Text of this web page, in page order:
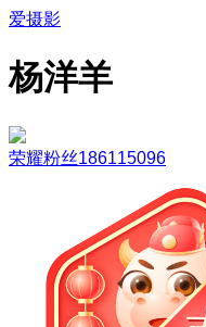
爱摄影
杨洋羊
荣耀粉丝186115096